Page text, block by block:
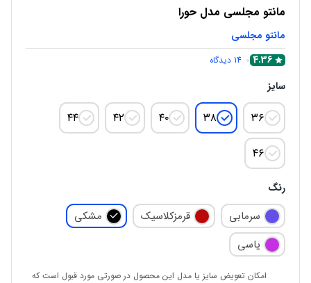
مانتو مجلسی مدل حورا
مانتو مجلسی
4.36
14 دیدگاه
سایز
۳۶ ۳۸ ۴۰ ۴۲ ۴۴
۴۶
رنگ
سرمابی قرمزکلاسیک
مشکی
یاسی
امکان تعویض سایز یا مدل این محصول در صورتی مورد قبول است که